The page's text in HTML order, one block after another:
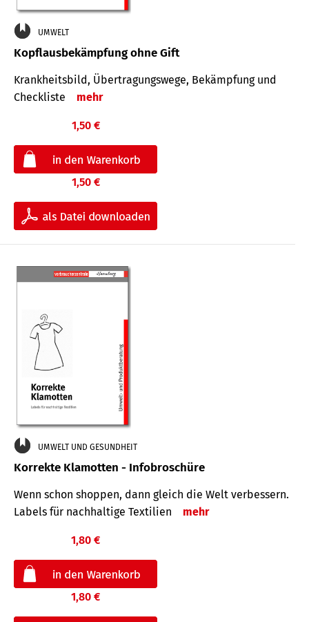
UMWELT
Kopflausbekämpfung ohne Gift
Krankheits­bild, Übertra­gungs­wege, Bekämpfung und
Check­liste
mehr
1,50 €
1,50 €
UMWELT UND GESUNDHEIT
Korrekte Klamotten - Infobroschüre
Wenn schon shoppen, dann gleich die Welt verbessern.
Labels für nachhaltige Textilien
mehr
1,80 €
1,80 €